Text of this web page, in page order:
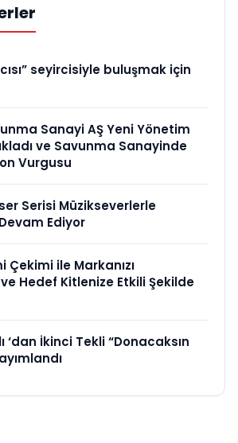
seyircisiyle buluşmak için
Sanayi AŞ Yeni Yönetim
ve Savunma Sanayinde
Vurgusu
Serisi Müzikseverlerle
Ediyor
Çekimi ile Markanızı
Hedef Kitlenize Etkili Şekilde
‘dan İkinci Tekli “Donacaksın